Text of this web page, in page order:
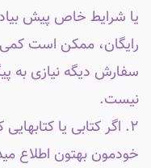
یا شرایط خاص پیش
رایگان، ممکن است
سفارش دیگه نیازی به
نیست.
۲. اگر کتابی یا
خودمون بهتون اطلاع